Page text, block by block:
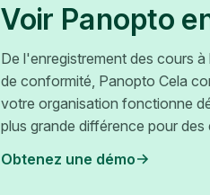
Voir Panopto
De l'enregistrement des cours
de conformité, Panopto Cela
votre organisation fonctionne
plus grande différence pour
Obtenez une démo